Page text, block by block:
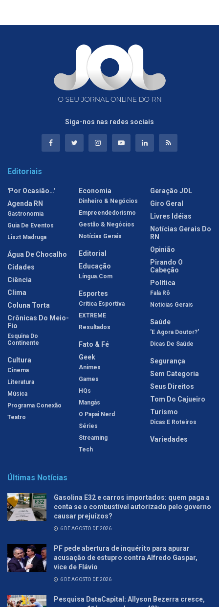
Siga-nos nas redes sociais
Editoriais
'Por Ocasião…'
Agenda RN
Gastronomia
Guia De Eventos
Liszt Madruga
Água De Chocalho
Cidades
Ciência
Clima
Coluna Torta
Crônicas Do Meio-
Fio
Esquina Do
Continente
Cultura
Cinema
Literatura
Música
Programa Conexão
Teatro
Economia
Dinheiro & Negócios
Empreendedorismo
Gestão & Negócios
Notícias Gerais
Editorial
Educação
Língua.com
Esportes
Crítica Esportiva
EXTREME
Resultados
Fato & Fé
Geek
Animes
Games
HQs
Mangás
O Papai Nerd
Séries
Streaming
Tech
Geração JOL
Giro Geral
Livres Idéias
Notícias Gerais Do
RN
Opinião
Pirando O
Cabeção
Política
Fala Rô
Notícias Gerais
Saúde
'E Agora Doutor?'
Dicas De Saúde
Segurança
Sem Categoria
Seus Direitos
Tom Do Cajueiro
Turismo
Dicas E Roteiros
Variedades
Últimas Notícias
Gasolina E32 e carros importados: quem paga a
conta se o combustível autorizado pelo governo
causar prejuízos?
6 DE AGOSTO DE 2026
PF pede abertura de inquérito para apurar
acusação de estupro contra Alfredo Gaspar,
vice de Flávio
6 DE AGOSTO DE 2026
Pesquisa DataCapital: Allyson Bezerra cresce,